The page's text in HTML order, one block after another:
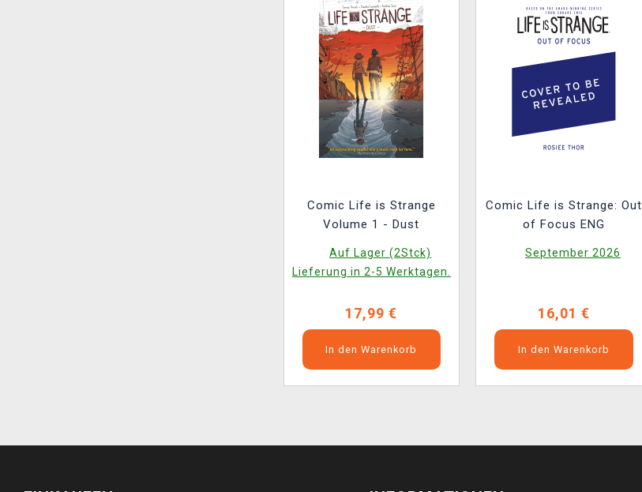
Comic Life is Strange
Volume 1 - Dust
Auf Lager (2Stck)
Lieferung in 2-5 Werktagen.
17,99 €
In den Warenkorb
Comic Life is Strange: Out
of Focus ENG
September 2026
16,01 €
In den Warenkorb